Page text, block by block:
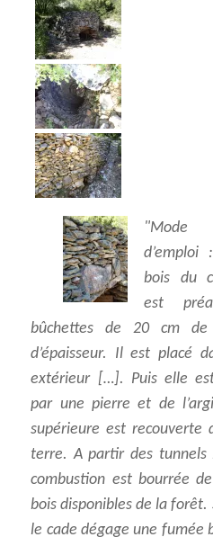
Mode
d’emploi
bois du
est
bûchettes de 20 cm
d’épaisseur. Il est placé
extérieur […]. Puis elle
par une pierre et de
supérieure est recouverte
terre. A partir des tunnels
combustion est bourrée
bois disponibles de la forêt.
le cade dégage une